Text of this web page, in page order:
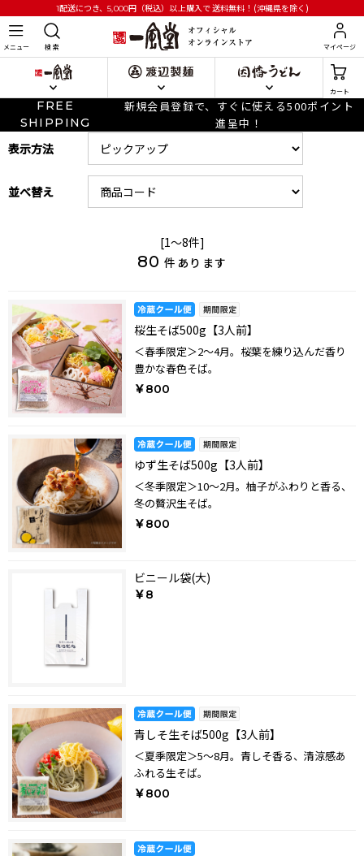
1配送につき、5,000円 （税込）以上購入で送料無料！(沖縄県を除く)
メニュー 検 索 マイページ
カート
FREE
SHIPPING
新規会員登録で、すぐに使える500ポイント
進呈中！
表示方法
並べ替え
[1～8件]
80 件あります
桜生そば500g【3人前】
＜春季限定＞2～4月。桜葉を練り込んだ香り
豊かな春色そば。
￥800
ゆず生そば500g【3人前】
＜冬季限定＞10～2月。柚子がふわりと香る、
冬の贅沢生そば。
￥800
ビニール袋(大)
￥8
青しそ生そば500g【3人前】
＜夏季限定＞5～8月。青しそ香る、清涼感あ
ふれる生そば。
￥800